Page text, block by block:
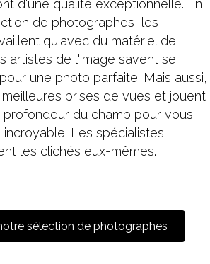
d'une qualité exceptionnelle. En
de photographes, les
qu'avec du matériel de
artistes de l'image savent se
une photo parfaite. Mais aussi,
prises de vues et jouent
du champ pour vous
incroyable. Les spécialistes
les clichés eux-mêmes.
sélection de photographes